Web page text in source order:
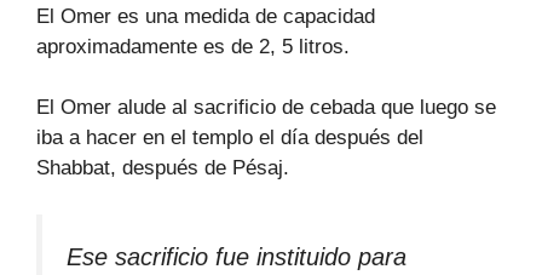
El Omer es una medida de capacidad
aproximadamente es de 2, 5 litros.
El Omer alude al sacrificio de cebada que luego se
iba a hacer en el templo el día después del
Shabbat, después de Pésaj.
Ese sacrificio fue instituido para